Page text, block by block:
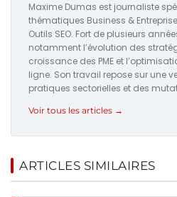
Maxime Dumas est journaliste
thématiques Business &
Outils SEO. Fort de plusieurs
notamment l’évolution des
croissance des PME et
ligne. Son travail repose sur une
pratiques sectorielles et des
Voir tous les articles →
ARTICLES SIMILAIRES